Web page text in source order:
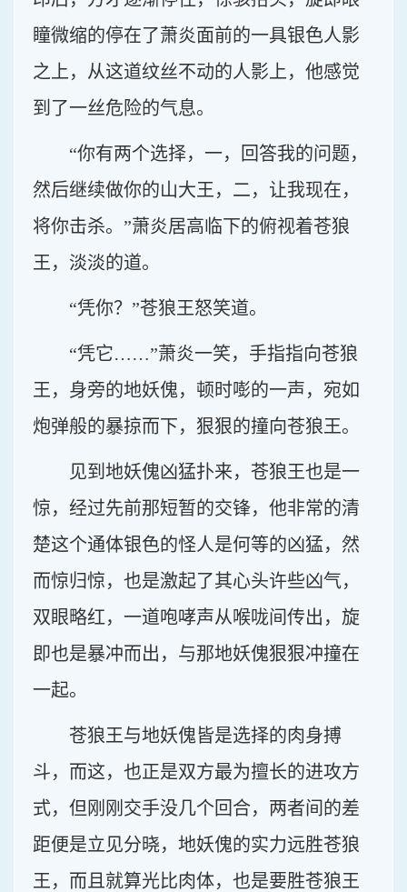
瞳微缩的停在了萧炎面前的一具银色人影
之上，从这道纹丝不动的人影上，他感觉
到了一丝危险的气息。
“你有两个选择，一，回答我的问题，
然后继续做你的山大王，二，让我现在，
将你击杀。”萧炎居高临下的俯视着苍狼
王，淡淡的道。
“凭你？”苍狼王怒笑道。
“凭它……”萧炎一笑，手指指向苍狼
王，身旁的地妖傀，顿时嘭的一声，宛如
炮弹般的暴掠而下，狠狠的撞向苍狼王。
见到地妖傀凶猛扑来，苍狼王也是一
惊，经过先前那短暂的交锋，他非常的清
楚这个通体银色的怪人是何等的凶猛，然
而惊归惊，也是激起了其心头许些凶气，
双眼略红，一道咆哮声从喉咙间传出，旋
即也是暴冲而出，与那地妖傀狠狠冲撞在
一起。
苍狼王与地妖傀皆是选择的肉身搏
斗，而这，也正是双方最为擅长的进攻方
式，但刚刚交手没几个回合，两者间的差
距便是立见分晓，地妖傀的实力远胜苍狼
王，而且就算光比肉体，也是要胜苍狼王